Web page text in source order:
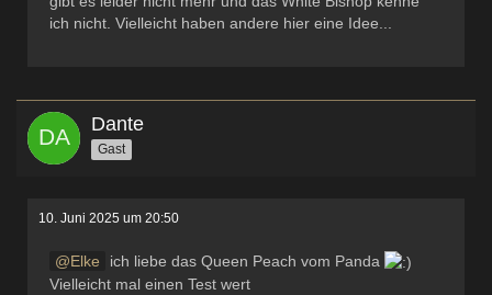
ich nicht. Vielleicht haben andere hier eine Idee...
Dante
Gast
10. Juni 2025 um 20:50
Elke
ich liebe das Queen Peach vom Panda
Vielleicht mal einen Test wert